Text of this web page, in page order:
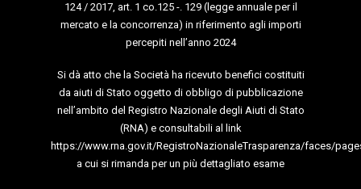
124 / 2017, art. 1 co.125 -. 129 (legge annuale per il
mercato e la concorrenza) in riferimento agli importi
percepiti nell’anno 2024
Si dà atto che la Società ha ricevuto benefici costituiti
da aiuti di Stato oggetto di obbligo di pubblicazione
nell’ambito del Registro Nazionale degli Aiuti di Stato
(RNA) e consultabili al link
https://www.rna.gov.it/RegistroNazionaleTrasparenza/faces/
a cui si rimanda per un più dettagliato esame